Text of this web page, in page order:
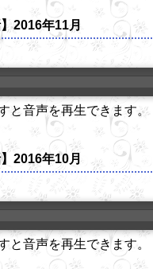
2016年11月
と音声を再生できます。
2016年10月
と音声を再生できます。